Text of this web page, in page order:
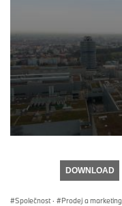
DOWNLOAD
Společnost · Prodej a marketing